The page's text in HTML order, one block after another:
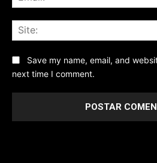
Save my name, email, and
next time I comment.